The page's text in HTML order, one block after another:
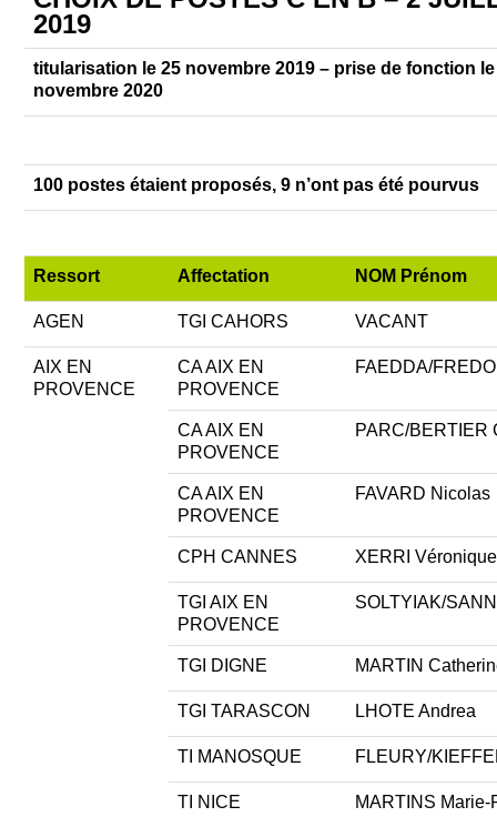
ADHÉSION
ESPACE MILITANT
2019
titularisation le 25 novembre 2019 – prise de fonction le
novembre 2020
100 postes étaient proposés, 9 n’ont pas été pourvus
Ressort Affectation NOM Prénom
AGEN TGI CAHORS VACANT
AIX EN
PROVENCE
CA AIX EN
PROVENCE
FAEDDA/
CA AIX EN
PROVENCE
PARC/BERTIER
CA AIX EN
PROVENCE
FAVARD Nicolas
CPH CANNES XERRI Véronique
TGI AIX EN
PROVENCE
SOLTYIAK/
TGI DIGNE MARTIN
TGI TARASCON LHOTE Andrea
TI MANOSQUE FLEURY/
TI NICE MARTINS Marie-